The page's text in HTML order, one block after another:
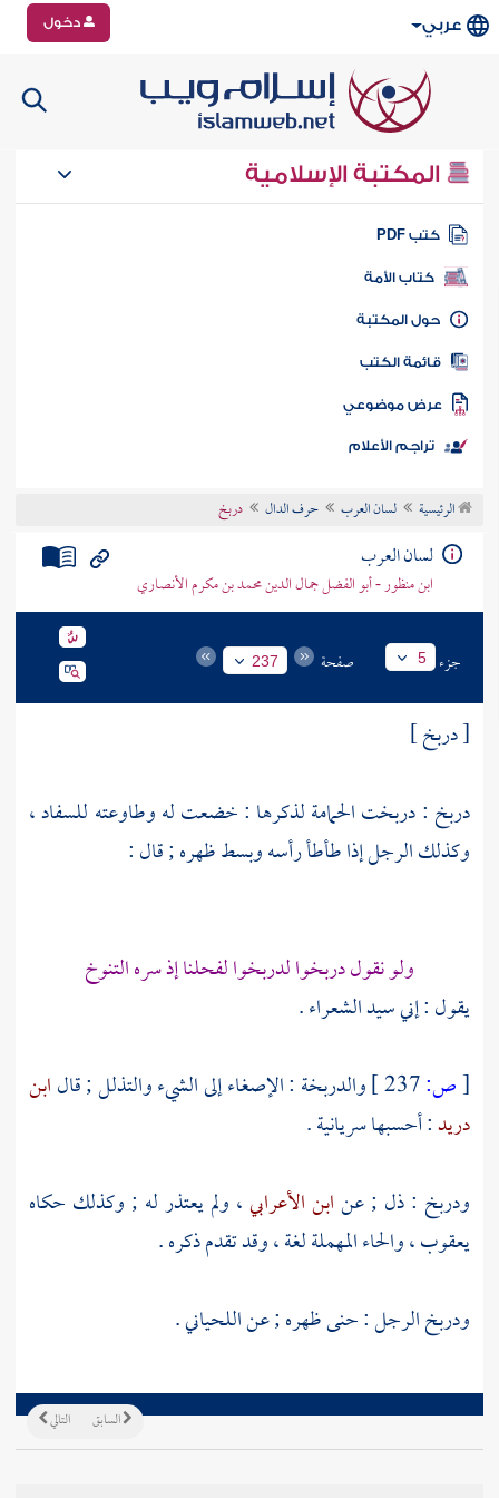
عربي دخول
المكتبة الإسلامية
كتب PDF
كتاب الأمة
المكتبة
الكتب
موضوعي
تراجم الأعلام
الرئيسية لسان العرب حرف الدال دربخ
لسان العرب
ابن منظور - أبو الفضل جمال الدين محمد بن مكرم الأنصاري
جزء 5 صفحة 237
[ دربخ ]
دربخ : دربخت الحمامة لذكرها : خضعت له وطاوعته للسفاد ،
وكذلك الرجل إذا طأطأ رأسه وبسط ظهره ; قال :
ولو نقول دربخوا لدربخوا لفحلنا إذ سره التنوخ
يقول : إني سيد الشعراء .
[ص: والدربخة : الإصغاء إلى الشيء والتذلل ; قالابن
دريد: أحسبها سريانية .
ودربخ : ذل ; عنابن الأعرابي، ولم يعتذر له ; وكذلك حكاه
يعقوب، والحاء المهملة لغة ، وقد تقدم ذكره .
ودربخ الرجل : حنى ظهره ; عن اللحياني .
التالي السابق